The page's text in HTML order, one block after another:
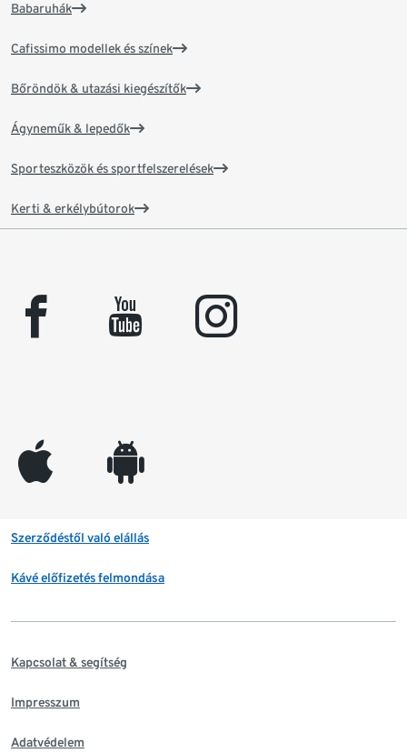
Babaruhák
Cafissimo modellek és színek
Bőröndök & utazási kiegészítők
Ágyneműk & lepedők
Sporteszközök és sportfelszerelések
Kerti & erkélybútorok
facebook youtube instagram
appleinc android
Szerződéstől való elállás
Kávé előfizetés felmondása
Kapcsolat & segítség
Impresszum
Adatvédelem